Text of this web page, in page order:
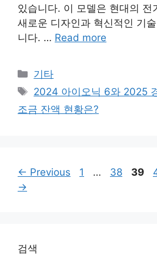
있습니다. 이 모델은 현대의 전
새로운 디자인과 혁신적인 기
니다. … Read more
Categories
기타
Tags
2024 아이오닉 6와 2025
조금 잔액 현황은?
← Previous Page
1 … Page
38 Page
39
→
검색